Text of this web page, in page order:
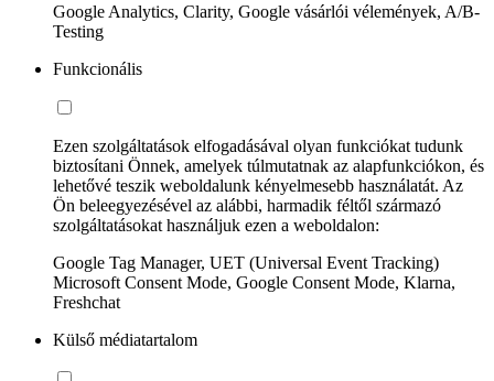
Google Analytics, Clarity, Google vásárlói vélemények, A/B-
Testing
Funkcionális
Ezen szolgáltatások elfogadásával olyan funkciókat tudunk
biztosítani Önnek, amelyek túlmutatnak az alapfunkciókon, és
lehetővé teszik weboldalunk kényelmesebb használatát. Az
Ön beleegyezésével az alábbi, harmadik féltől származó
szolgáltatásokat használjuk ezen a weboldalon:
Google Tag Manager, UET (Universal Event Tracking)
Microsoft Consent Mode, Google Consent Mode, Klarna,
Freshchat
Külső médiatartalom